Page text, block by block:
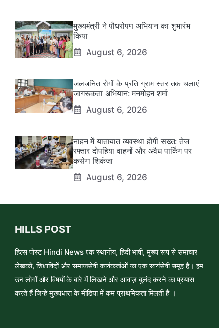
मुख्यमंत्री ने पौधरोपण अभियान का शुभारंभ
किया
August 6, 2026
जलजनित रोगों के प्रति ग्राम स्तर तक चलाएं
जागरूकता अभियान: मनमोहन शर्मा
August 6, 2026
नाहन में यातायात व्यवस्था होगी सख्त: तेज
रफ्तार दोपहिया वाहनों और अवैध पार्किंग पर
कसेगा शिकंजा
August 6, 2026
HILLS POST
हिल्स पोस्ट Hindi News एक स्थानीय, हिंदी भाषी, मुख्य रूप से समाचार
लेखकों, शिक्षाविदों और समाजसेवी कार्यकर्ताओं का एक स्वयंसेवी समूह है। हम
उन लोगों और विषयों के बारे में लिखने और आवाज़ बुलंद करने का प्रयास
करते हैं जिन्हे मुख्यधारा के मीडिया में कम प्राथमिकता मिलती है ।